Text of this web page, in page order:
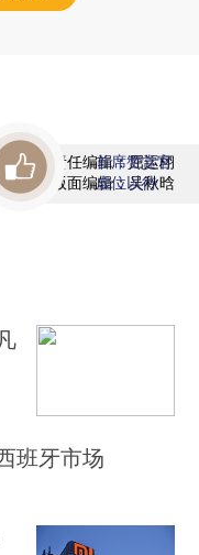
责任编辑：屈运栩
版面编辑：吴秋晗
首席赞赏官
虚位以待
班牙市场